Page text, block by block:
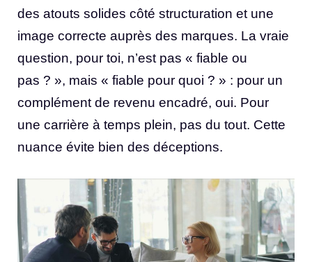
des atouts solides côté structuration et une
image correcte auprès des marques. La vraie
question, pour toi, n’est pas « fiable ou
pas ? », mais « fiable pour quoi ? » : pour un
complément de revenu encadré, oui. Pour
une carrière à temps plein, pas du tout. Cette
nuance évite bien des déceptions.